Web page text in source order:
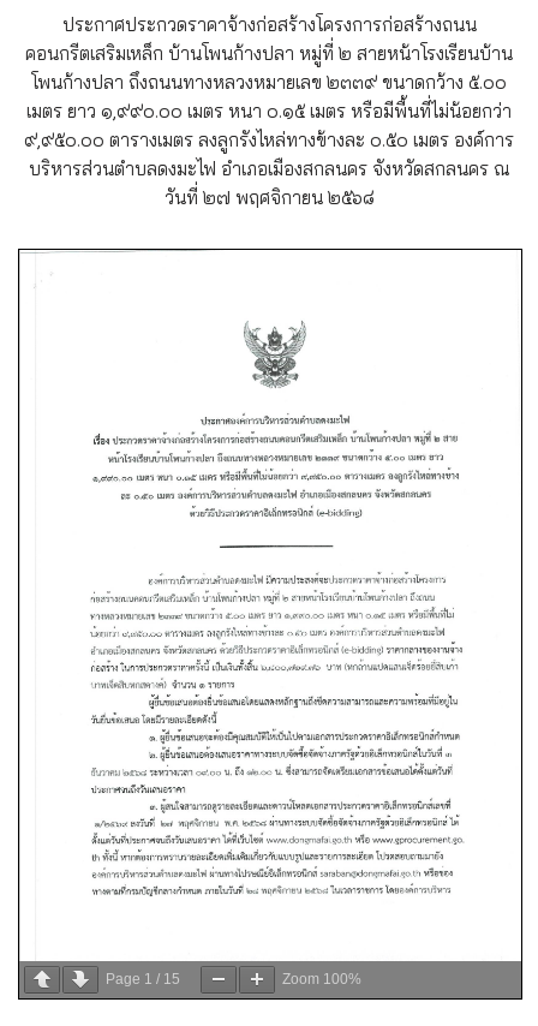
ประกาศประกวดราคาจ้างก่อสร้างโครงการก่อสร้างถนน
คอนกรีตเสริมเหล็ก บ้านโพนก้างปลา หมู่ที่ ๒ สายหน้าโรงเรียนบ้าน
โพนก้างปลา ถึงถนนทางหลวงหมายเลข ๒๓๓๙ ขนาดกว้าง ๕.๐๐
เมตร ยาว ๑,๙๙๐.๐๐ เมตร หนา ๐.๑๕ เมตร หรือมีพื้นที่ไม่น้อยกว่า
๙,๙๕๐.๐๐ ตารางเมตร ลงลูกรังไหล่ทางข้างละ ๐.๕๐ เมตร องค์การ
บริหารส่วนตำบลดงมะไฟ อำเภอเมืองสกลนคร จังหวัดสกลนคร ณ
วันที่ ๒๗ พฤศจิกายน ๒๕๖๘
Page 1 / 15 Zoom 100%